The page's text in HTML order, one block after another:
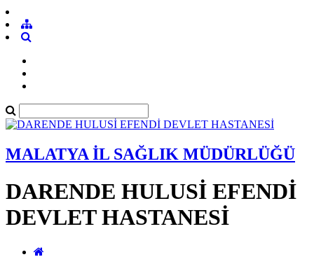
MALATYA İL SAĞLIK MÜDÜRLÜĞÜ
DARENDE HULUSİ EFENDİ
DEVLET HASTANESİ